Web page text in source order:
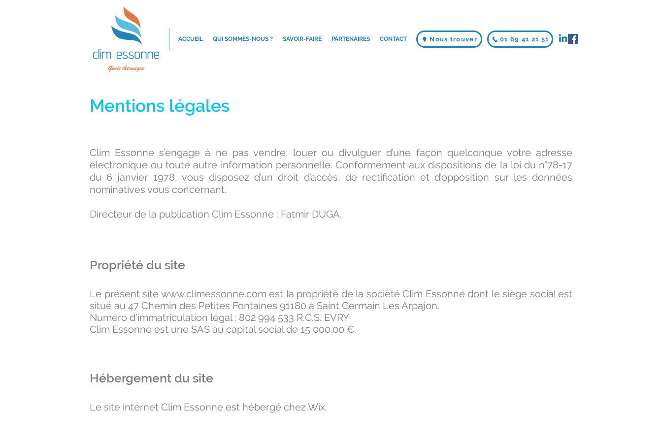
ACCUEIL QUI SOMMES-NOUS ? SAVOIR-FAIRE PARTENAIRES CONTACT Nous trouver 01 69 41 21 51
Mentions légales
Clim Essonne s’engage à ne pas vendre, louer ou divulguer d’une façon quelconque votre adresse
électronique ou toute autre information personnelle. Conformément aux dispositions de la loi du n°78-17
du 6 janvier 1978, vous disposez d’un droit d’accès, de rectification et d’opposition sur les données
nominatives vous concernant.
Directeur de la publication Clim Essonne : Fatmir DUGA.
Propriété du site
Le présent site www.climessonne.com est la propriété de la société Clim Essonne dont le siège social est
situé au 47 Chemin des Petites Fontaines 91180 à Saint Germain Les Arpajon.
Numéro d'immatriculation légal : 802 994 533 R.C.S. EVRY
Clim Essonne est une SAS au capital social de 15 000.00 €.
Hébergement du site
Le site internet Clim Essonne est hébergé chez Wix.